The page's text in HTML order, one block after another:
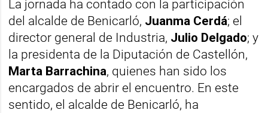
La jornada ha contado con la participación
del alcalde de Benicarló, Juanma Cerdá; el
director general de Industria, Julio Delgado; y
la presidenta de la Diputación de Castellón,
Marta Barrachina, quienes han sido los
encargados de abrir el encuentro. En este
sentido, el alcalde de Benicarló, ha